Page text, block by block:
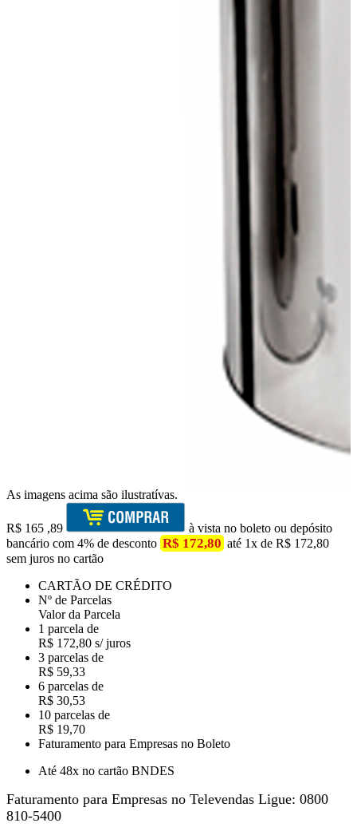
As imagens acima são ilustratívas.
R$ 165 ,89
à vista no boleto ou depósito
bancário com 4% de desconto R$ 172,80 até 1x de R$ 172,80
sem juros no cartão
CARTÃO DE CRÉDITO
Nº de Parcelas
Valor da Parcela
1 parcela de
R$ 172,80 s/ juros
3 parcelas de
R$ 59,33
6 parcelas de
R$ 30,53
10 parcelas de
R$ 19,70
Faturamento para Empresas no Boleto
Até 48x no cartão BNDES
Faturamento para Empresas no Televendas Ligue: 0800
810-5400